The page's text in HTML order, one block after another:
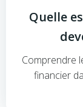
Quelle
Comprendre
financier